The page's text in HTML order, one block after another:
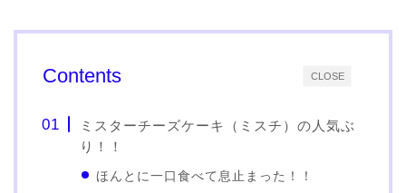
CLOSE
Contents
ミスターチーズケーキ（ミスチ）の人気ぶ
り！！
ほんとに一口食べて息止まった！！